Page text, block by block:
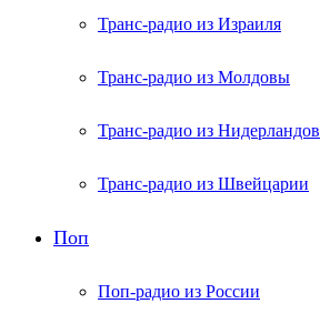
Транс-радио из Израиля
Транс-радио из Молдовы
Транс-радио из Нидерландов
Транс-радио из Швейцарии
Поп
Поп-радио из России